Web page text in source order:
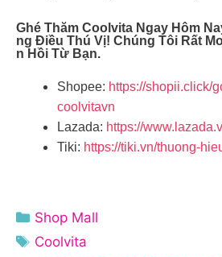
Ghé Thăm Coolvita Ngay Hôm
Ng Điều Thú Vị! Chúng Tôi Rất
N Hồi Từ Bạn.
Shopee: https://shopii.click/
coolvitavn
Lazada: https://
Tiki: https://tiki.vn/thuong-
Danh
mục
Shop Mall
Thẻ
Coolvita